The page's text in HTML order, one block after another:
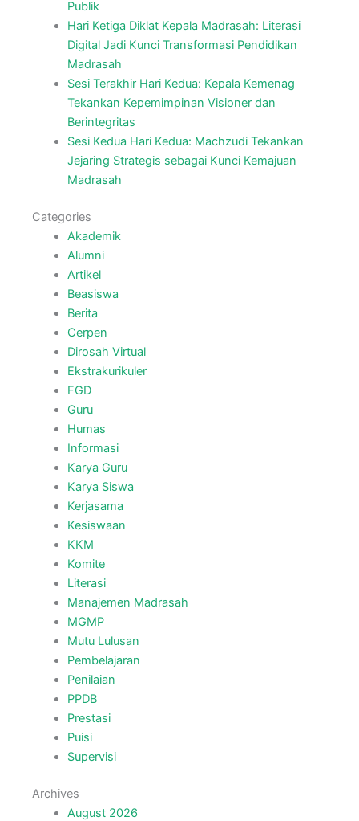
Publik
Hari Ketiga Diklat Kepala Madrasah: Literasi
Digital Jadi Kunci Transformasi Pendidikan
Madrasah
Sesi Terakhir Hari Kedua: Kepala Kemenag
Tekankan Kepemimpinan Visioner dan
Berintegritas
Sesi Kedua Hari Kedua: Machzudi Tekankan
Jejaring Strategis sebagai Kunci Kemajuan
Madrasah
Categories
Akademik
Alumni
Artikel
Beasiswa
Berita
Cerpen
Dirosah Virtual
Ekstrakurikuler
FGD
Guru
Humas
Informasi
Karya Guru
Karya Siswa
Kerjasama
Kesiswaan
KKM
Komite
Literasi
Manajemen Madrasah
MGMP
Mutu Lulusan
Pembelajaran
Penilaian
PPDB
Prestasi
Puisi
Supervisi
Archives
August 2026